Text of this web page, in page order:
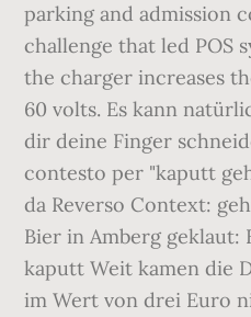
parking and admission
challenge that led POS
the charger increases
60 volts. Es kann
dir deine Finger
contesto per "kaputt
da Reverso Context:
Bier in Amberg geklaut:
kaputt Weit kamen die
im Wert von drei Euro